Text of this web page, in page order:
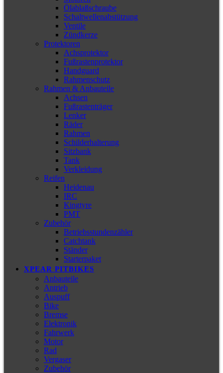
Ölablaßschraube
Schaltwellenabstützung
Ventile
Zündkerze
Protektoren
Achsprotektor
Fußrastenprotektor
Handguard
Rahmenschutz
Rahmen & Anbauteile
Achsen
Fußrastenträger
Lenker
Räder
Rahmen
Schilderhalterung
Sitzbank
Tank
Verkleidung
Reifen
Heidenau
IRC
Kingtyre
PMT
Zubehör
Betriebsstundenzähler
Catchtank
Ständer
Starterpaket
XPEAR PITBIKES
Anbauteile
Antrieb
Auspuff
Bike
Bremse
Elektronik
Fahrwerk
Motor
Rad
Vergaser
Zubehör